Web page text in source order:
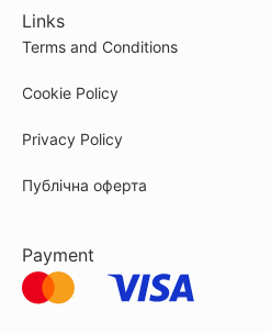
Links
Terms and Conditions
Cookie Policy
Privacy Policy
Публічна оферта
Payment